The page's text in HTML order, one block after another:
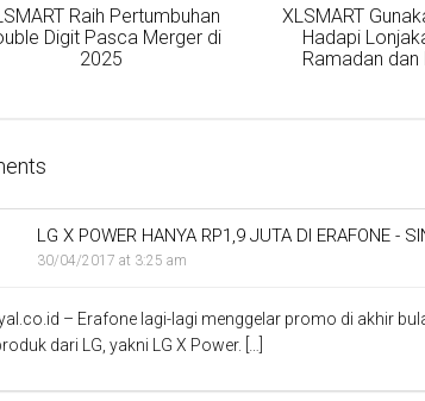
Raih Pertumbuhan
Digit Pasca Merger di
2025
XLSMART
Hadapi
Ramadan dan
LG X POWER HANYA RP1,9 JUTA DI ERAFONE -
30/04/2017 at 3:25 am
– Erafone lagi-lagi menggelar promo di akhir
dari LG, yakni LG X Power. […]